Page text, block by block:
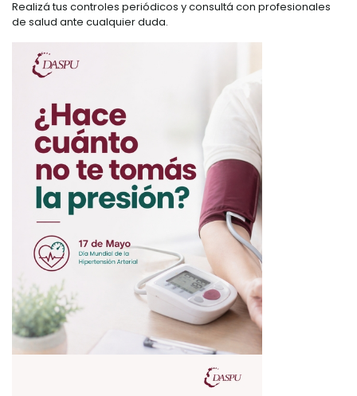
Realizá tus controles periódicos y consultá con profesionales
de salud ante cualquier duda.